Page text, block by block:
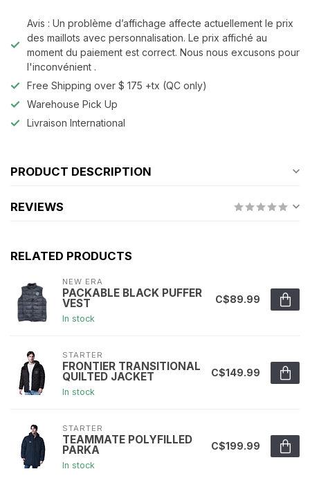
Avis : Un problème d’affichage affecte actuellement le prix
des maillots avec personnalisation. Le prix affiché au
moment du paiement est correct. Nous nous excusons pour
l'inconvénient .
Free Shipping over $ 175 +tx (QC only)
Warehouse Pick Up
Livraison International
PRODUCT DESCRIPTION
REVIEWS
RELATED PRODUCTS
NEW ERA
PACKABLE BLACK PUFFER
VEST
In stock
C$89.99
STARTER
FRONTIER TRANSITIONAL
QUILTED JACKET
In stock
C$149.99
STARTER
TEAMMATE POLYFILLED
PARKA
In stock
C$199.99